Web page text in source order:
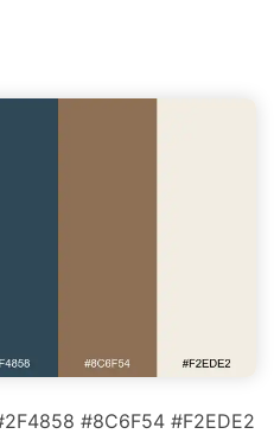
#8C6F54 #F2EDE2